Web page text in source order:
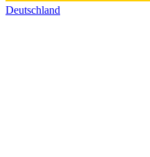
Deutschland